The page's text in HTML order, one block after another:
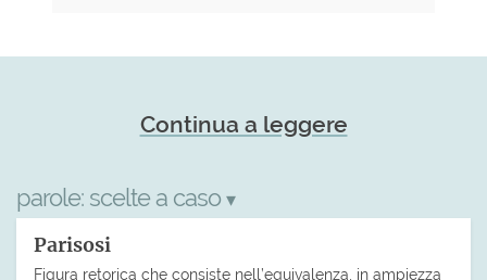
Continua a leggere
parole: scelte a caso ▾
Parisosi
Figura retorica che consiste nell’equivalenza, in ampiezza